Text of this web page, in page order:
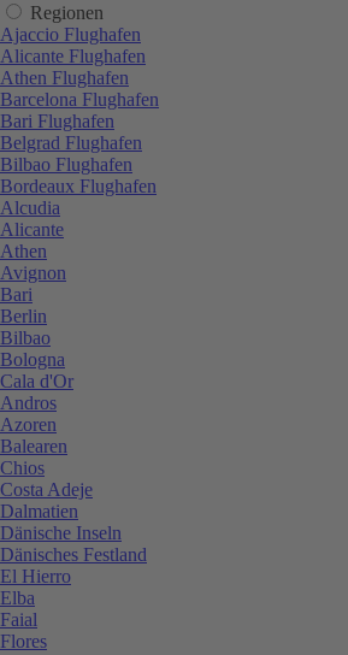
Regionen
Ajaccio Flughafen
Alicante Flughafen
Athen Flughafen
Barcelona Flughafen
Bari Flughafen
Belgrad Flughafen
Bilbao Flughafen
Bordeaux Flughafen
Alcudia
Alicante
Athen
Avignon
Bari
Berlin
Bilbao
Bologna
Cala d'Or
Andros
Azoren
Balearen
Chios
Costa Adeje
Dalmatien
Dänische Inseln
Dänisches Festland
El Hierro
Elba
Faial
Flores